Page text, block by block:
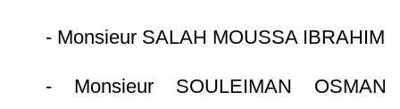
- Monsieur SALAH MOUSSA IBRAHIM
- Monsieur SOULEIMAN OSMAN